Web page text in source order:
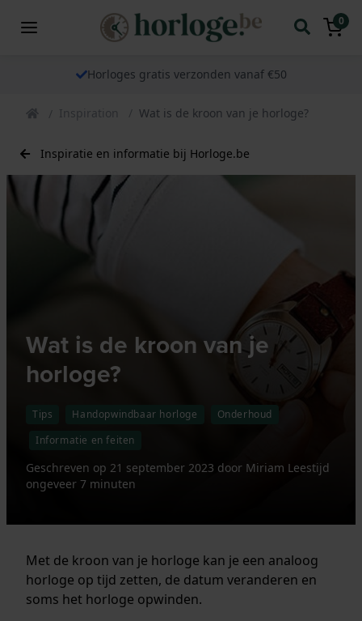
0
Horloges gratis verzonden vanaf €50
Inspiration Wat is de kroon van je horloge?
Inspiratie en informatie bij Horloge.be
Wat is de kroon van je
horloge?
Tips Handopwindbaar horloge
Onderhoud
Informatie en feiten
Geschreven op 21 september 2023 door Miriam Leestijd
ongeveer 7 minuten
Met de kroon van je horloge kan je een analoog
horloge op tijd zetten, de datum veranderen en
soms het horloge opwinden.